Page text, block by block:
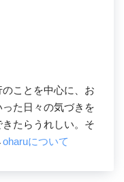
ことを中心に、お
た日々の気づきを
たらうれしい。そ
oharuについて